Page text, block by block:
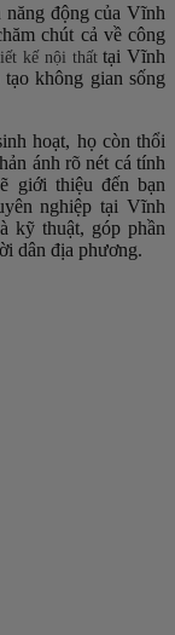
động của Vĩnh
chút cả về công
kế nội thấttại Vĩnh
không gian sống
hoạt, họ còn thổi
ánh rõ nét cá tính
giới thiệu đến bạn
nghiệp tại Vĩnh
kỹ thuật, góp phần
dân địa phương.